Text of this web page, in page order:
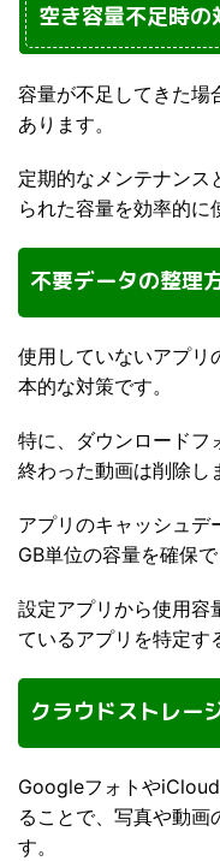
空き容量不足時の
容量が不足してきた場
あります。
定期的なメンテナンス
られた容量を効率的に
不要データの整理
使用していないアプリ
本的な対策です。
特に、ダウンロードフ
終わった動画は削除し
アプリのキャッシュデ
GB単位の容量を確保で
設定アプリから使用容
ているアプリを特定す
クラウドストレー
Googleフォトや
ることで、写真や動画
す。